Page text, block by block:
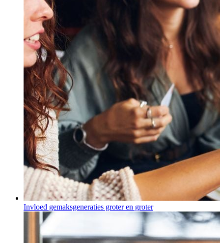
Invloed gemaksgeneraties groter en groter